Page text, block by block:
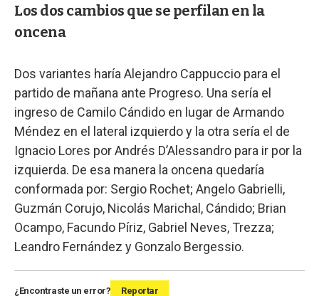
Los dos cambios que se perfilan en la
oncena
Dos variantes haría Alejandro Cappuccio para el
partido de mañana ante Progreso. Una sería el
ingreso de Camilo Cándido en lugar de Armando
Méndez en el lateral izquierdo y la otra sería el de
Ignacio Lores por Andrés D’Alessandro para ir por la
izquierda. De esa manera la oncena quedaría
conformada por: Sergio Rochet; Angelo Gabrielli,
Guzmán Corujo, Nicolás Marichal, Cándido; Brian
Ocampo, Facundo Píriz, Gabriel Neves, Trezza;
Leandro Fernández y Gonzalo Bergessio.
¿Encontraste un error? Reportar